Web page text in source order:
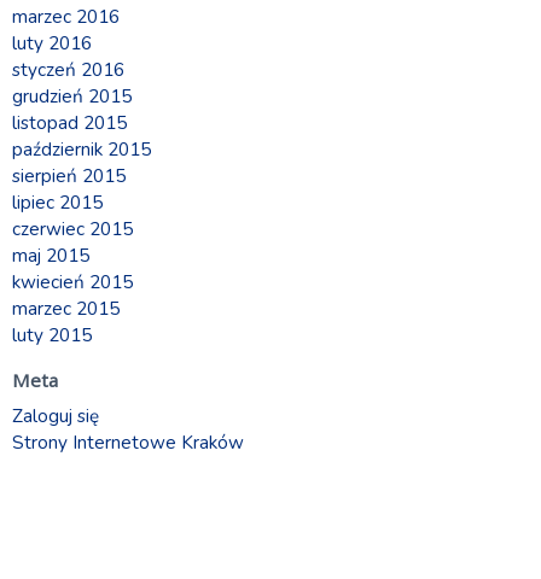
marzec 2016
luty 2016
styczeń 2016
grudzień 2015
listopad 2015
październik 2015
sierpień 2015
lipiec 2015
czerwiec 2015
maj 2015
kwiecień 2015
marzec 2015
luty 2015
Meta
Zaloguj się
Strony Internetowe Kraków